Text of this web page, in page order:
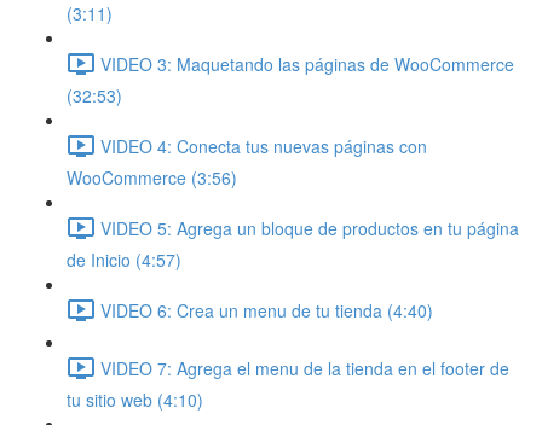
(3:11)
VIDEO 3: Maquetando las páginas de WooCommerce
(32:53)
VIDEO 4: Conecta tus nuevas páginas con
WooCommerce (3:56)
VIDEO 5: Agrega un bloque de productos en tu página
de Inicio (4:57)
VIDEO 6: Crea un menu de tu tienda (4:40)
VIDEO 7: Agrega el menu de la tienda en el footer de
tu sitio web (4:10)